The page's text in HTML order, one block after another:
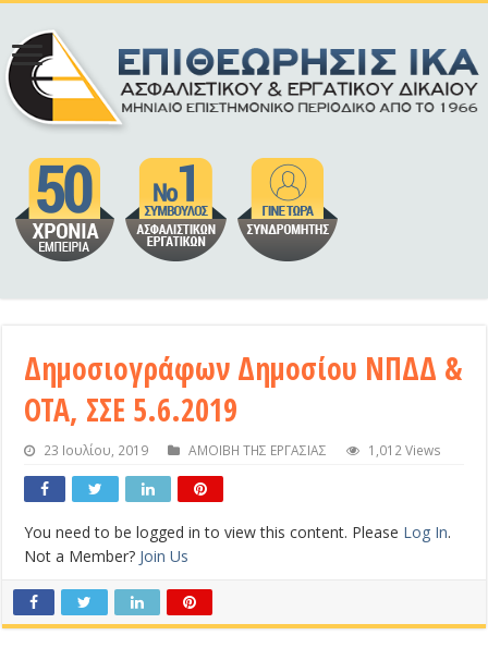
Δημοσιογράφων Δημοσίου ΝΠΔΔ &
ΟΤΑ, ΣΣΕ 5.6.2019
23 Ιουλίου, 2019 ΑΜΟΙΒΗ ΤΗΣ ΕΡΓΑΣΙΑΣ 1,012 Views
You need to be logged in to view this content. Please Log In.
Not a Member? Join Us